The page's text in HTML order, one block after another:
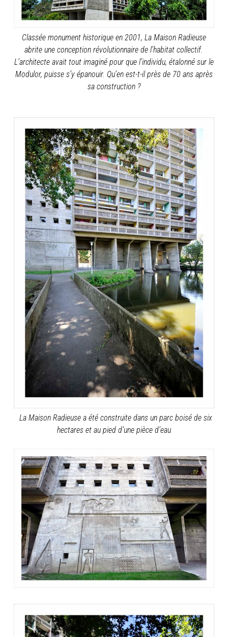
Classée monument historique en 2001, La Maison Radieuse
abrite une conception révolutionnaire de l’habitat collectif.
L’architecte avait tout imaginé pour que l’individu, étalonné sur le
Modulor, puisse s’y épanouir. Qu’en est-t-il près de 70 ans après
sa construction ?
La Maison Radieuse a été construite dans un parc boisé de six
hectares et au pied d’une pièce d’eau